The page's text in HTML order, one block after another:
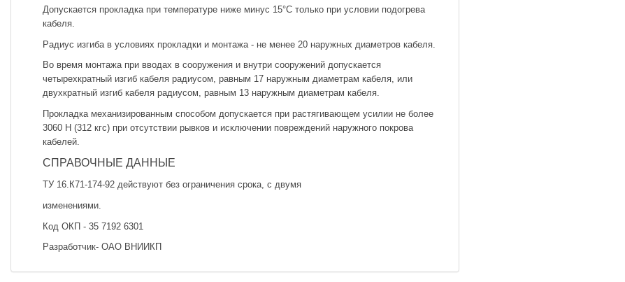
Допускается прокладка при температуре ниже минус 15°С только при условии подогрева
кабеля.
Радиус изгиба в условиях прокладки и монтажа - не менее 20 наружных диаметров кабеля.
Во время монтажа при вводах в сооружения и внутри сооружений допускается
четырехкратный изгиб кабеля радиусом, равным 17 наружным диаметрам кабеля, или
двухкратный изгиб кабеля радиусом, равным 13 наружным диаметрам кабеля.
Прокладка механизированным способом допускается при растягивающем усилии не более
3060 Н (312 кгс) при отсутствии рывков и исключении повреждений наружного покрова
кабелей.
СПРАВОЧНЫЕ ДАННЫЕ
ТУ 16.К71-174-92 действуют без ограничения срока, с двумя
изменениями.
Код ОКП - 35 7192 6301
Разработчик- ОАО ВНИИКП